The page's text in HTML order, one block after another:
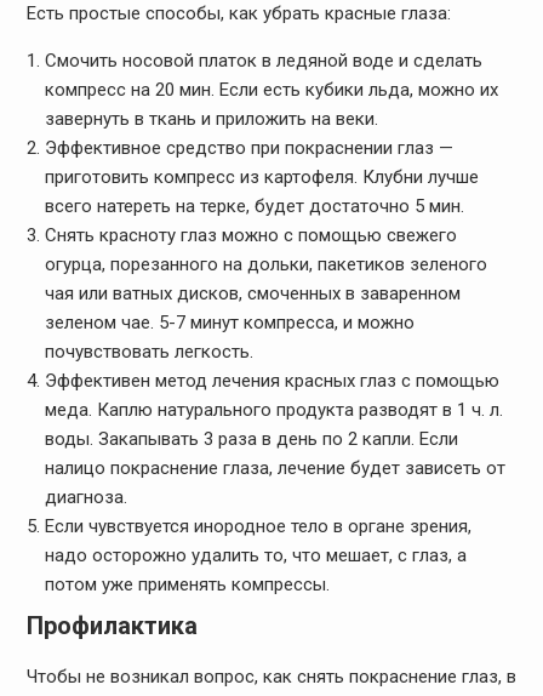
Есть простые способы, как убрать красные глаза:
Смочить носовой платок в ледяной воде и сделать
компресс на 20 мин. Если есть кубики льда, можно их
завернуть в ткань и приложить на веки.
Эффективное средство при покраснении глаз —
приготовить компресс из картофеля. Клубни лучше
всего натереть на терке, будет достаточно 5 мин.
Снять красноту глаз можно с помощью свежего
огурца, порезанного на дольки, пакетиков зеленого
чая или ватных дисков, смоченных в заваренном
зеленом чае. 5-7 минут компресса, и можно
почувствовать легкость.
Эффективен метод лечения красных глаз с помощью
меда. Каплю натурального продукта разводят в 1 ч. л.
воды. Закапывать 3 раза в день по 2 капли. Если
налицо покраснение глаза, лечение будет зависеть от
диагноза.
Если чувствуется инородное тело в органе зрения,
надо осторожно удалить то, что мешает, с глаз, а
потом уже применять компрессы.
Профилактика
Чтобы не возникал вопрос, как снять покраснение глаз, в